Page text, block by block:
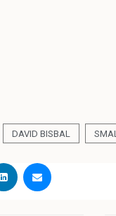
DAVID BISBAL